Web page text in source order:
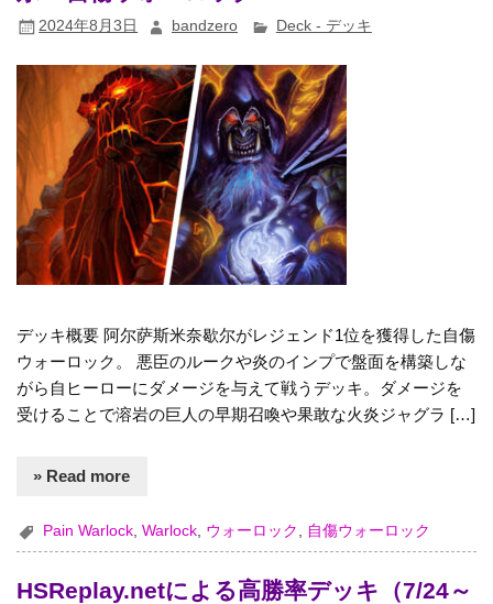
2024年8月3日 bandzero Deck - デッキ
デッキ概要 阿尔萨斯米奈歇尔がレジェンド1位を獲得した自傷
ウォーロック。 悪臣のルークや炎のインプで盤面を構築しな
がら自ヒーローにダメージを与えて戦うデッキ。ダメージを
受けることで溶岩の巨人の早期召喚や果敢な火炎ジャグラ […]
» Read more
Pain Warlock ,Warlock ウォーロック 自傷ウォーロック
HSReplay.netによる高勝率デッキ（7/24～